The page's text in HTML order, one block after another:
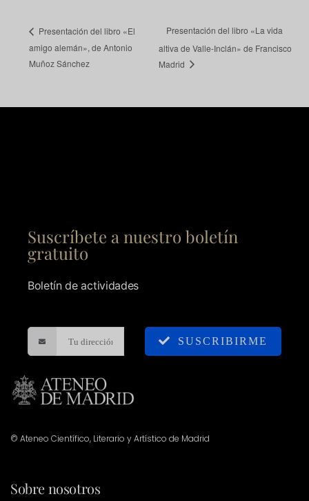
Presentación del libro «El
amigo alemán», de Antonio
Muñoz Sánchez
Presentación del libro «La vida
altiva de Valle-Inclán» de Francisco
Madrid
Suscríbete a nuestro boletín
gratuito
Boletín de actividades
SUSCRIBIRME
© Ateneo Científico, Literario y Artístico de Madrid
Sobre nosotros